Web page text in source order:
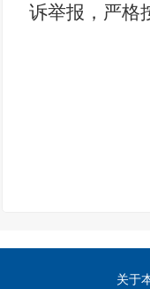
诉举报，严格
关于